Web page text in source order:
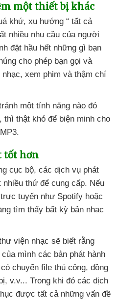
một thiết bị khác
khứ, xu hướng “ tất cả
nhiều nhu cầu của người
đặt hầu hết những gì bạn
cho phép bạn gọi và
nhạc, xem phim và thậm chí
một tính năng nào đó
, thì thật khó để biện minh cho
tốt hơn
cục bộ, các dịch vụ phát
nhiều thứ để cung cấp. Nếu
tuyến như Spotify hoặc
tìm thấy bất kỳ bản nhạc
viện nhạc sẽ biết rằng
của mình các bản phát hành
chuyển file thủ công, đồng
, v.v... Trong khi đó các dịch
được tất cả những vấn đề